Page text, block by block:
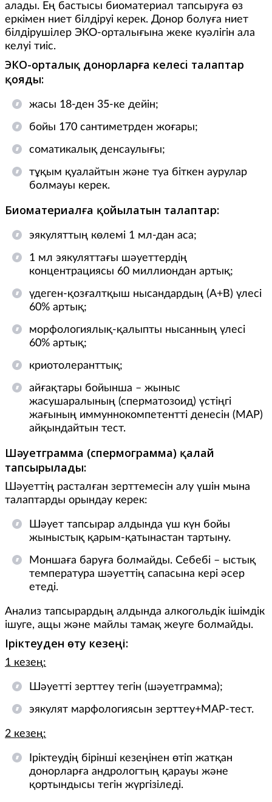
алады. Ең бастысы биоматериал тапсыруға өз
еркімен ниет білдіруі керек. Донор болуға ниет
білдірушілер ЭКО-орталығына жеке куәлігін ала
келуі тиіс.
ЭКО-орталық донорларға келесi талаптар
қояды:
жасы 18-ден 35-ке дейiн;
бойы 170 сантиметрден жоғары;
соматикалық денсаулығы;
тұқым қуалайтын және туа біткен аурулар
болмауы керек.
Биоматериалға қойылатын талаптар:
эякуляттың көлемi 1 мл-дан аса;
1 мл эякуляттағы шәуеттердiң
концентрациясы 60 миллиондан артық;
үдеген-қозғалтқыш нысандардың (А+В) үлесi
60% артық;
морфологиялық-қалыпты нысанның үлесi
60% артық;
криотолеранттық;
айғақтары бойынша – жыныс
жасушаралының (сперматозоид) үстіңгі
жағының иммуннокомпетентті денесін (МАР)
айқындайтын тест.
Шәуетграмма (спермограмма) қалай
тапсырылады:
Шәуеттің расталған зерттемесін алу үшін мына
талаптарды орындау керек:
Шәует тапсырар алдында үш күн бойы
жыныстық қарым-қатынастан тартыну.
Моншаға баруға болмайды. Себебі – ыстық
температура шәуеттің сапасына кері әсер
етеді.
Анализ тапсырардың алдында алкогольдік ішімдік
ішуге, ащы және майлы тамақ жеуге болмайды.
Іріктеуден өту кезеңі:
1 кезең:
Шәуетті зерттеу тегін (шәуетграмма);
эякулят марфологиясын зерттеу+МАР-тест.
2 кезең:
Іріктеудің бірінші кезеңінен өтіп жатқан
донорларға андрологтың қарауы және
қортындысы тегін жүргізіледі.